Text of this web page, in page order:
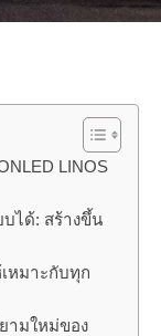
LINOS
ได้: สร้างขึ้น
หมาะกับทุก
ามใหม่ของ